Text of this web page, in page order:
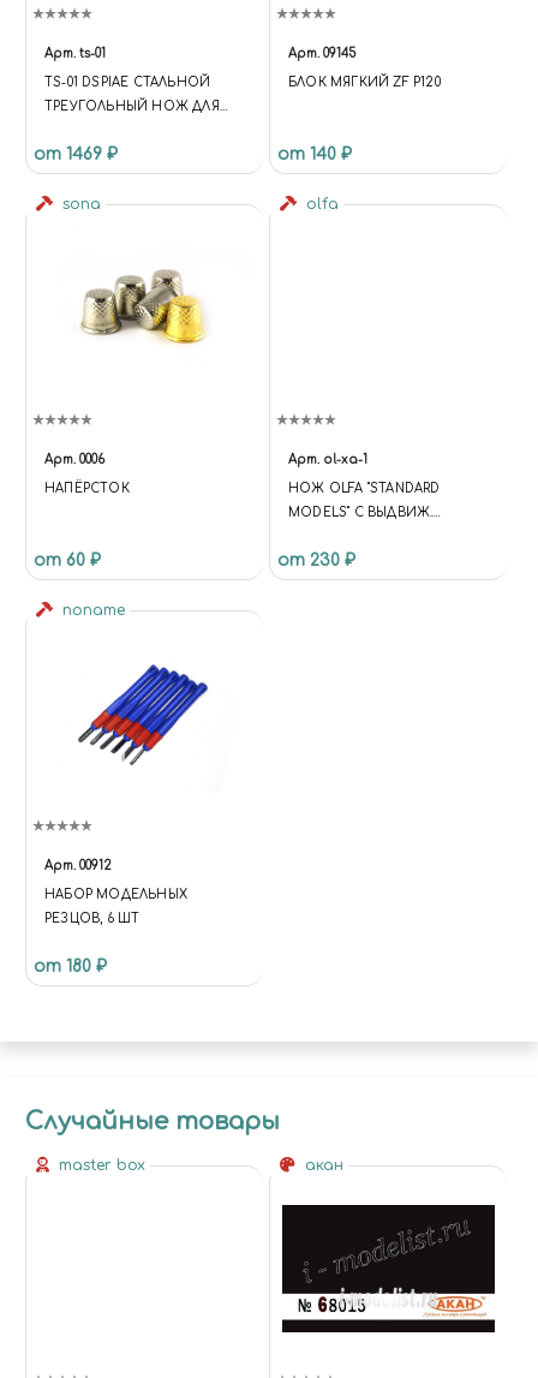
Арт. ts-01
TS-01 DSPIAE СТАЛЬНОЙ
ТРЕУГОЛЬНЫЙ НОЖ ДЛЯ
от 1469 ₽
Арт. 09145
БЛОК МЯГКИЙ ZF P120
от 140 ₽
sona
Арт. 0006
НАПЁРСТОК
от 60 ₽
olfa
Арт. ol-xa-1
НОЖ OLFA "STANDARD
MODELS" С ВЫДВИЖ.
ПРОТИВОСКОЛЬЗЯЩИМ
ПОКР.,АВТОФИКСАТОР,9ММ
от 230 ₽
noname
Арт. 00912
НАБОР МОДЕЛЬНЫХ
РЕЗЦОВ, 6 ШТ
от 180 ₽
Случайные товары
master box акан